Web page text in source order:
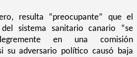
resulta “preocupante” que el
del sistema sanitario canario “se
en una comisión
su adversario político causó baja